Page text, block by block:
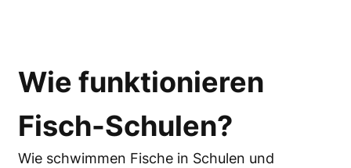
Wie funktionieren
Fisch-Schulen?
Wie schwimmen Fische in Schulen und